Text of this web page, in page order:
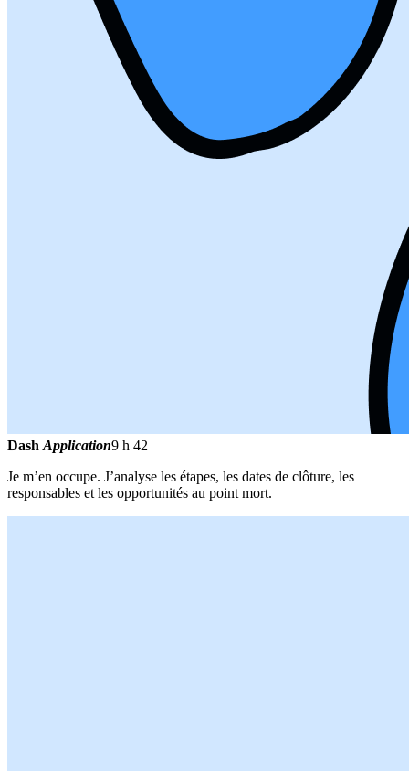
Dash Application9 h 42
Je m’en occupe. J’analyse les étapes, les dates de clôture, les
responsables et les opportunités au point mort.